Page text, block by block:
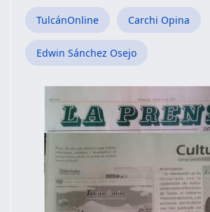
TulcánOnline Carchi Opina
Edwin Sánchez Osejo